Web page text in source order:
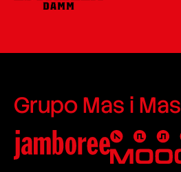
Grupo Mas i Mas